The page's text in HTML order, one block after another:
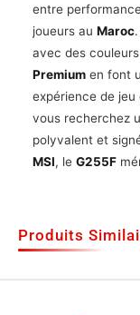
entre
joueurs au Maroc
avec des
Premium en font
expérience de
vous recherchez
polyvalent et
MSI, le G255F
Produits